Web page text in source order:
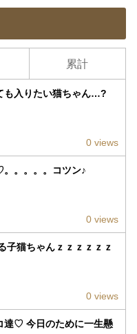
累計
も入りたい猫ちゃん…?
0 views
。。。。コツン♪
0 views
猫ちゃんｚｚｚｚｚｚ
0 views
達♡ 今日のために一生懸